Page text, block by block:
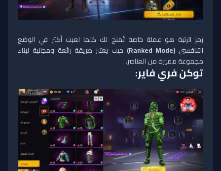
رمز الرتبة هو عملة خاصة تُمنح لك كلما لعبت أكثر في الوضع
التنافسي (Ranked Mode)
حيث يعتبر طريقة رائعة ومجانية لبناء
مجموعة مميزة من العناصر.
توكن فري فاير: